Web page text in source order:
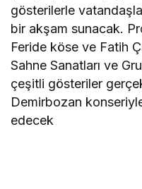
gösterilerle
bir akşam sunacak.
Feride köse ve Fatih
Sahne Sanatları ve
çeşitli gösteriler
Demirbozan
edecek